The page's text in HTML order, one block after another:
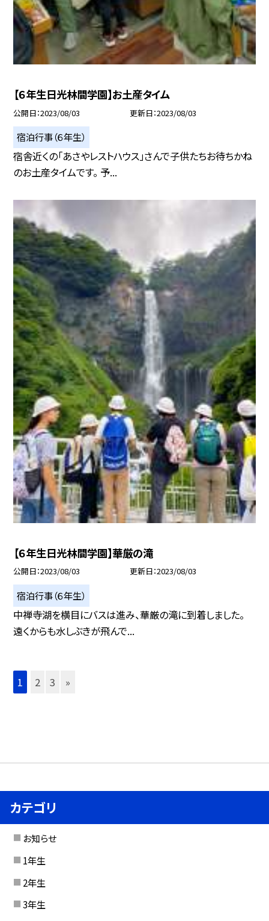
【６年生日光林間学園】お土産タイム
公開日 2023/08/03 更新日 2023/08/03
宿泊行事（６年生）
宿舎近くの「あさやレストハウス」さんで子供たちお待ちかね
のお土産タイムです。 予...
【６年生日光林間学園】華厳の滝
公開日 2023/08/03 更新日 2023/08/03
宿泊行事（６年生）
中禅寺湖を横目にバスは進み、華厳の滝に到着しました。
遠くからも水しぶきが飛んで...
1 2 3 »
カテゴリ
お知らせ
1年生
2年生
3年生